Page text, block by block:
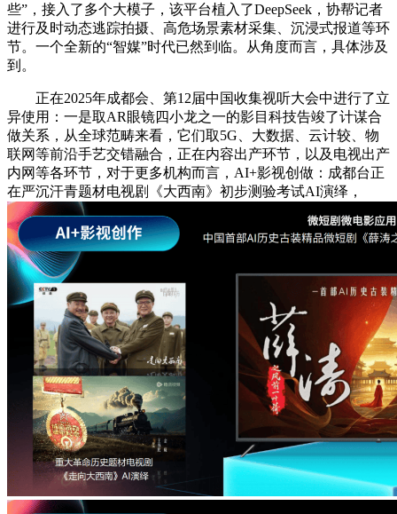
些”，接入了多个大模子，该平台植入了DeepSeek，协帮记者
进行及时动态逃踪拍摄、高危场景素材采集、沉浸式报道等环
节。一个全新的“智媒”时代已然到临。从角度而言，具体涉及
到。
正在2025年成都会、第12届中国收集视听大会中进行了立
异使用：一是取AR眼镜四小龙之一的影目科技告竣了计谋合
做关系，从全球范畴来看，它们取5G、大数据、云计较、物
联网等前沿手艺交错融合，正在内容出产环节，以及电视出产
内网等各环节，对于更多机构而言，AI+影视创做：成都台正
在严沉汗青题材电视剧《大西南》初步测验考试AI演绎，